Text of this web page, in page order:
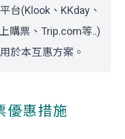
台(Klook、KKday、
購票、Trip.com等..)
於本互惠方案。
優惠措施